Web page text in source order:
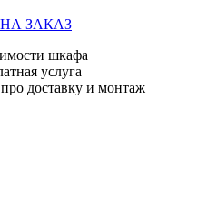
ЗАКАЗ
шкафа
услуга
про доставку и монтаж